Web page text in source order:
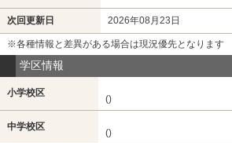
次回更新日 2026年08月23日
※各種情報と差異がある場合は現況優先となります
学区情報
小学校区
()
中学校区
()